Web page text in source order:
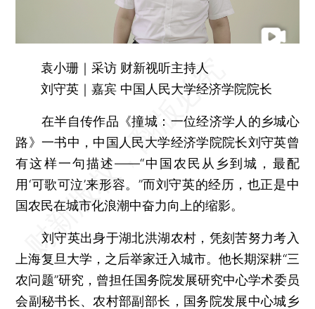
袁小珊｜采访 财新视听主持人
刘守英｜嘉宾 中国人民大学经济学院院长
在半自传作品《撞城：一位经济学人的乡城心
路》一书中，中国人民大学经济学院院长刘守英曾
有这样一句描述——“中国农民从乡到城，最配
用‘可歌可泣’来形容。”而刘守英的经历，也正是中
国农民在城市化浪潮中奋力向上的缩影。
刘守英出身于湖北洪湖农村，凭刻苦努力考入
上海复旦大学，之后举家迁入城市。他长期深耕“三
农问题”研究，曾担任国务院发展研究中心学术委员
会副秘书长、农村部副部长，国务院发展中心城乡